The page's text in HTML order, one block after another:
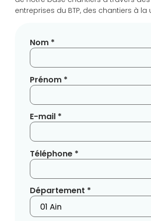
entreprises du BTP, des chantiers à la
Nom *
Prénom *
E-mail *
Téléphone *
Département *